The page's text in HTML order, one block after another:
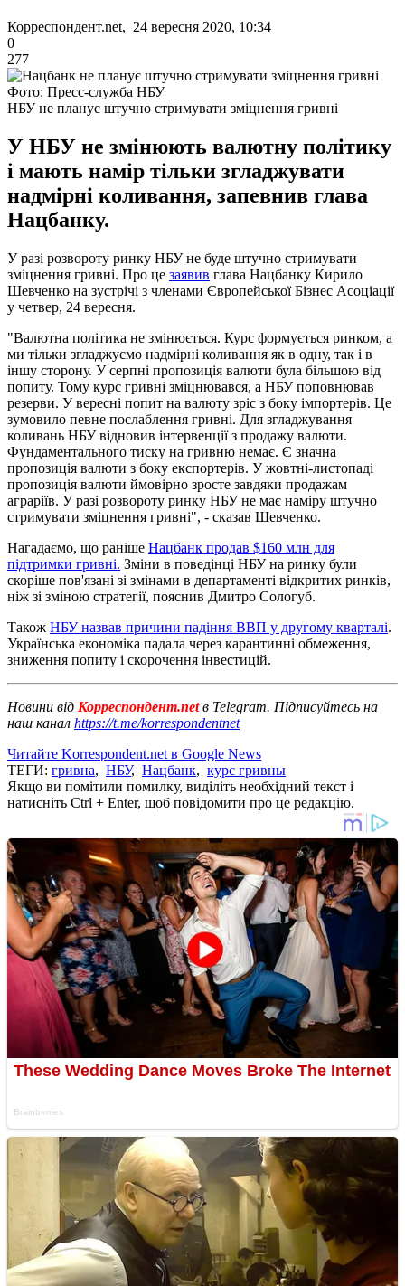
Корреспондент.net, 24 вересня 2020, 10:34
0
277
Фото: Пресс-служба НБУ
НБУ не планує штучно стримувати зміцнення гривні
У НБУ не змінюють валютну політику
і мають намір тільки згладжувати
надмірні коливання, запевнив глава
Нацбанку.
У разі розвороту ринку НБУ не буде штучно стримувати
зміцнення гривні. Про це заявив глава Нацбанку Кирило
Шевченко на зустрічі з членами Європейської Бізнес Асоціації
у четвер, 24 вересня.
"Валютна політика не змінюється. Курс формується ринком, а
ми тільки згладжуємо надмірні коливання як в одну, так і в
іншу сторону. У серпні пропозиція валюти була більшою від
попиту. Тому курс гривні зміцнювався, а НБУ поповнював
резерви. У вересні попит на валюту зріс з боку імпортерів. Це
зумовило певне послаблення гривні. Для згладжування
коливань НБУ відновив інтервенції з продажу валюти.
Фундаментального тиску на гривню немає. Є значна
пропозиція валюти з боку експортерів. У жовтні-листопаді
пропозиція валюти ймовірно зросте завдяки продажам
аграріїв. У разі розвороту ринку НБУ не має наміру штучно
стримувати зміцнення гривні", - сказав Шевченко.
Нагадаємо, що раніше Нацбанк продав $160 млн для
підтримки гривні. Зміни в поведінці НБУ на ринку були
скоріше пов'язані зі змінами в департаменті відкритих ринків,
ніж зі зміною стратегії, пояснив Дмитро Сологуб.
Також НБУ назвав причини падіння ВВП у другому кварталі.
Українська економіка падала через карантинні обмеження,
зниження попиту і скорочення інвестицій.
Новини від Корреспондент.netв Telegram. Підписуйтесь на
наш канал https://t.me/korrespondentnet
Читайте Korrespondent.net в Google News
ТЕГИ: гривна, НБУ, Нацбанк, курс гривны
Якщо ви помітили помилку, виділіть необхідний текст і
натисніть Ctrl + Enter, щоб повідомити про це редакцію.